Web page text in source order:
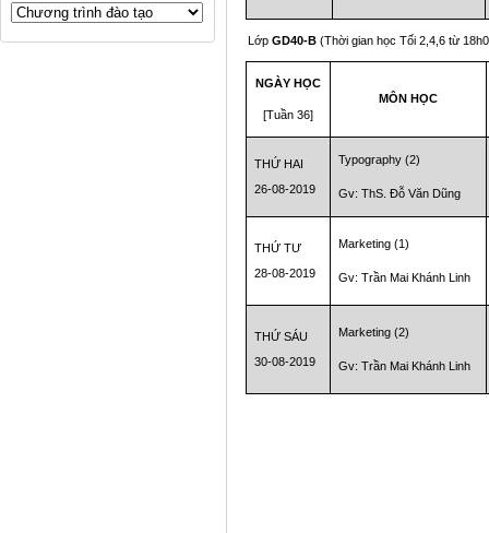
Lớp GD40-B (Thời gian học Tối 2,4,6 từ
NGÀY HỌC
[Tuần 36]
MÔN HỌC
THỨ HAI
26-08-2019
Typography (2)
Gv: ThS. Đỗ Văn Dũng
THỨ TƯ
28-08-2019
Marketing (1)
Gv: Trần Mai Khánh Linh
THỨ SÁU
30-08-2019
Marketing (2)
Gv: Trần Mai Khánh Linh